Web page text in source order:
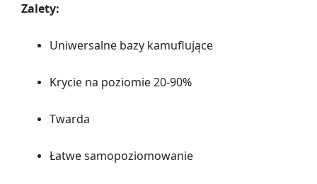
Zalety:
Uniwersalne bazy kamuflujące
Krycie na poziomie 20-90%
Twarda
Łatwe samopoziomowanie